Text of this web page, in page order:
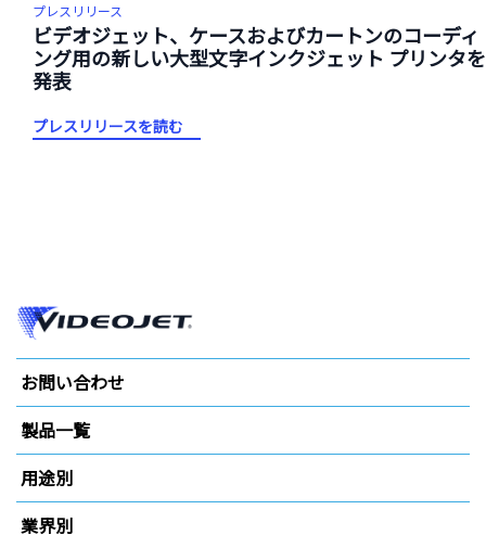
プレスリリース
ビデオジェット、ケースおよびカートンのコーディ
ング用の新しい大型文字インクジェット プリンタを
発表
プレスリリースを読む
お問い合わせ
製品一覧
用途別
業界別